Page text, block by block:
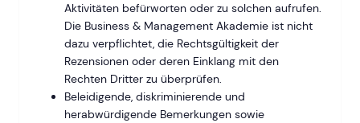
Aktivitäten befürworten oder zu solchen aufrufen.
Die Business & Management Akademie ist nicht
dazu verpflichtet, die Rechtsgültigkeit der
Rezensionen oder deren Einklang mit den
Rechten Dritter zu überprüfen.
Beleidigende, diskriminierende und
herabwürdigende Bemerkungen sowie